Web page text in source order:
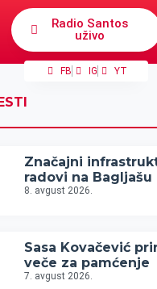
Radio Santos
uživo
FB IG YT
Značajni
radovi na Bagljašu
8. avgust 2026.
Sasa Kovačević
veče za pamćenje
7. avgust 2026.